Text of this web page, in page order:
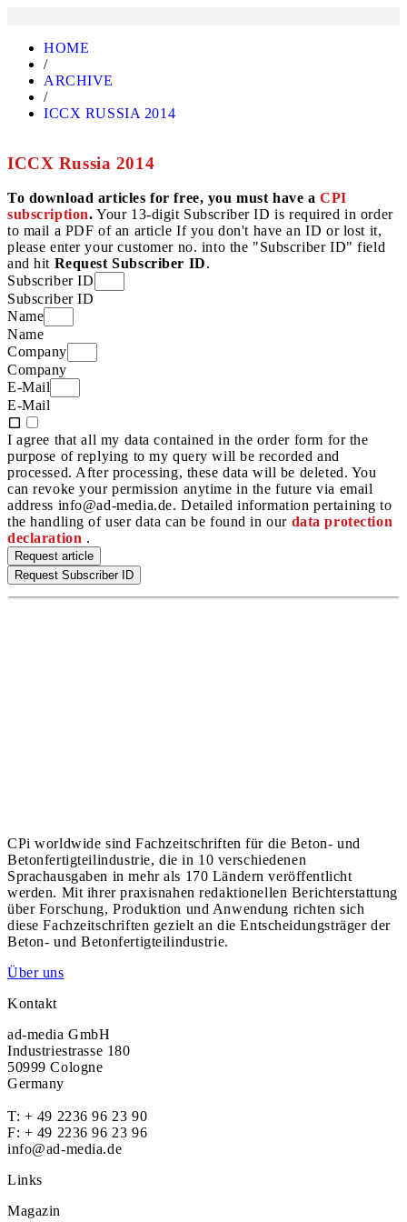
HOME
/
ARCHIVE
/
ICCX RUSSIA 2014
ICCX Russia 2014
To download articles for free, you must have aCPI
subscription. Your 13-digit Subscriber ID is required in order
to mail a PDF of an article If you don't have an ID or lost it,
please enter your customer no. into the "Subscriber ID" field
and hit Request Subscriber ID.
Subscriber ID
Subscriber ID
Name
Name
Company
Company
E-Mail
E-Mail
I agree that all my data contained in the order form for the
purpose of replying to my query will be recorded and
processed. After processing, these data will be deleted. You
can revoke your permission anytime in the future via email
address info@ad-media.de. Detailed information pertaining to
the handling of user data can be found in our data protection
declaration .
Request article
Request Subscriber ID
CPi worldwide sind Fachzeitschriften für die Beton- und
Betonfertigteilindustrie, die in 10 verschiedenen
Sprachausgaben in mehr als 170 Ländern veröffentlicht
werden. Mit ihrer praxisnahen redaktionellen Berichterstattung
über Forschung, Produktion und Anwendung richten sich
diese Fachzeitschriften gezielt an die Entscheidungsträger der
Beton- und Betonfertigteilindustrie.
Über uns
Kontakt
ad-media GmbH
Industriestrasse 180
50999 Cologne
Germany
T: + 49 2236 96 23 90
F: + 49 2236 96 23 96
info@ad-media.de
Links
Magazin